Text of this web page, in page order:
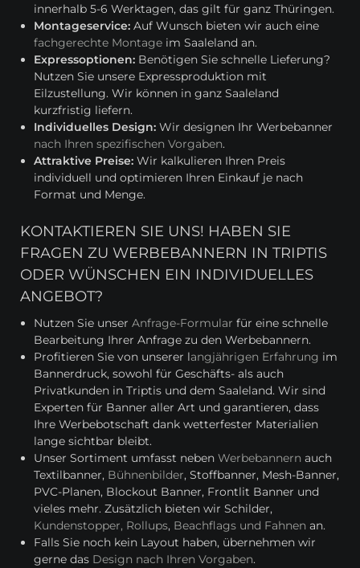
innerhalb 5-6 Werktagen, das gilt für ganz Thüringen.
Montageservice:Auf Wunsch bieten wir auch eine
fachgerechte Montage im Saaleland an.
Expressoptionen: Benötigen Sie schnelle Lieferung?
Nutzen Sie unsere Expressproduktion mit
Eilzustellung. Wir können in ganz Saaleland
kurzfristig liefern.
Individuelles Design:Wir designen Ihr Werbebanner
nach Ihren spezifischen Vorgaben.
Attraktive Preise:Wir kalkulieren Ihren Preis
individuell und optimieren Ihren Einkauf je nach
Format und Menge.
KONTAKTIEREN SIE UNS! HABEN SIE
FRAGEN ZU WERBEBANNERN IN TRIPTIS
ODER WÜNSCHEN EIN INDIVIDUELLES
ANGEBOT?
Nutzen Sie unserAnfrage-Formular für eine schnelle
Bearbeitung Ihrer Anfrage zu den Werbebannern.
Profitieren Sie von unserer langjährigen Erfahrung im
Bannerdruck, sowohl für Geschäfts- als auch
Privatkunden in Triptis und dem Saaleland. Wir sind
Experten für Banner aller Art und garantieren, dass
Ihre Werbebotschaft dank wetterfester Materialien
lange sichtbar bleibt.
Unser Sortiment umfasst nebenWerbebannern auch
Textilbanner, Bühnenbilder, Stoffbanner, Mesh-Banner,
PVC-Planen, Blockout Banner, Frontlit Banner und
vieles mehr. Zusätzlich bieten wir Schilder,
Kundenstopper, Rollups, Beachflags und Fahnen an.
Falls Sie noch kein Layout haben, übernehmen wir
gerne das Design nach Ihren Vorgaben.